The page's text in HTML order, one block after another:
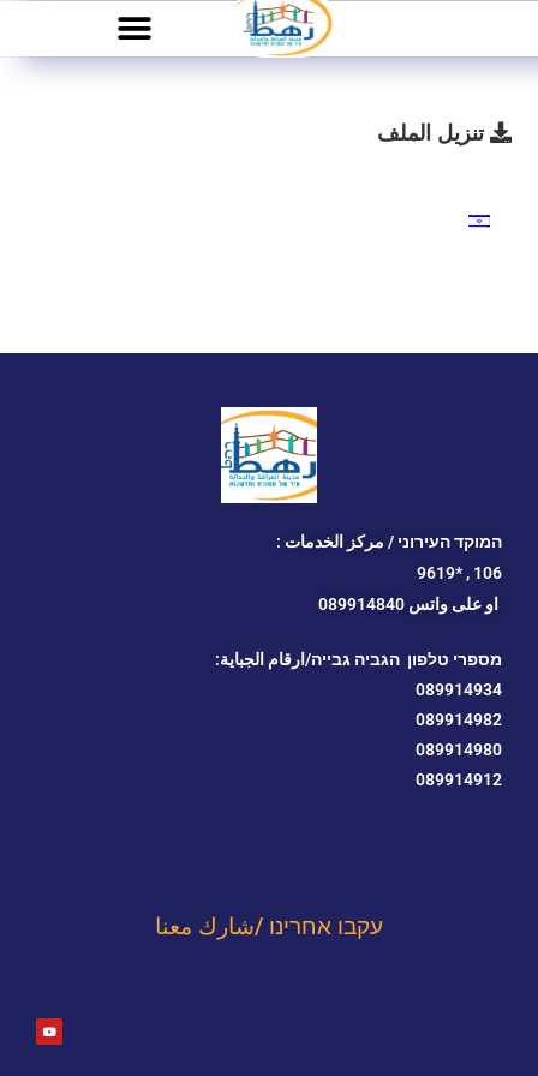
تنزيل الملف
המוקד העירוני / مركز الخدمات :
106 ,
*9619
او على واتس 089914840
מספרי טלפון הגביה גבייה/ارقام الجباية:
089914934
089914982
089914980
089914912
עקבו אחרינו /شارك معنا